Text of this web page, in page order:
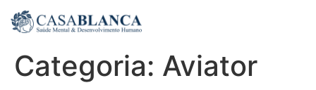
Categoria: Aviator